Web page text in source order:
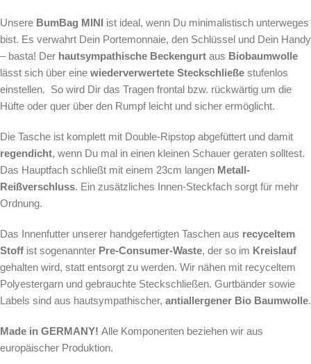
Unsere BumBag MINI ist ideal, wenn Du minimalistisch unterweges
bist. Es verwahrt Dein Portemonnaie, den Schlüssel und Dein Handy
– basta! Der hautsympathische Beckengurt aus Biobaumwolle
lässt sich über eine wiederverwertete Steckschließe stufenlos
einstellen. So wird Dir das Tragen frontal bzw. rückwärtig um die
Hüfte oder quer über den Rumpf leicht und sicher ermöglicht.
Die Tasche ist komplett mit Double-Ripstop abgefüttert und damit
regendicht, wenn Du mal in einen kleinen Schauer geraten solltest.
Das Hauptfach schließt mit einem 23cm langen Metall-
Reißverschluss. Ein zusätzliches Innen-Steckfach sorgt für mehr
Ordnung.
Das Innenfutter unserer handgefertigten Taschen aus recyceltem
Stoff ist sogenannter Pre-Consumer-Waste, der so im Kreislauf
gehalten wird, statt entsorgt zu werden. Wir nähen mit recyceltem
Polyestergarn und gebrauchte Steckschließen. Gurtbänder sowie
Labels sind aus hautsympathischer, antiallergener Bio Baumwolle.
Made in GERMANY! Alle Komponenten beziehen wir aus
europäischer Produktion.